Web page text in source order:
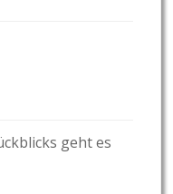
geht es